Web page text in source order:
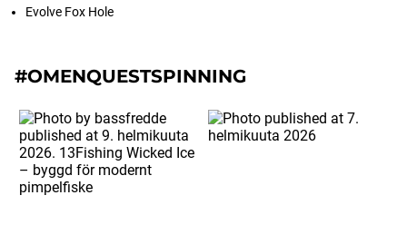
Evolve Fox Hole
#OMENQUESTSPINNING